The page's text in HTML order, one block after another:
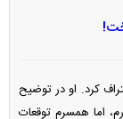
کرد. او در توضیح
اما همسرم توقعات